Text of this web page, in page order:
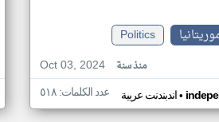
Politics
Oct 03, 2024
منذ سنة
اندبندنت عربية• عدد الكلمات: ٥١٨